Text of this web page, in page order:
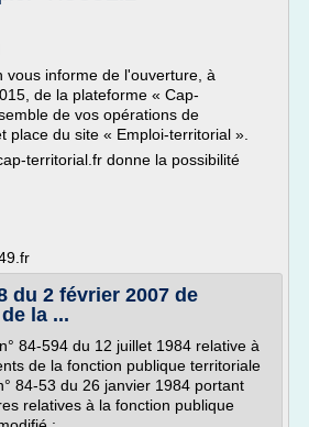
vous informe de l'ouverture, à
de la plateforme « Cap-
de vos opérations de
place du site « Emploi-territorial ».
territorial.fr donne la possibilité
du 2 février 2007 de
la ...
84-594 du 12 juillet 1984 relative à
de la fonction publique territoriale
84-53 du 26 janvier 1984 portant
relatives à la fonction publique